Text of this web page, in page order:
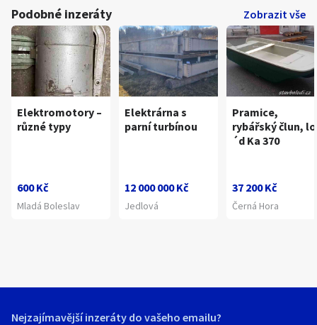
Podobné inzeráty Zobrazit vše
Elektromotory –
různé typy
600 Kč
Mladá Boleslav
Elektrárna s
parní turbínou
12 000 000 Kč
Jedlová
Pramice,
rybářský člun, lo
´d Ka 370
37 200 Kč
Černá Hora
Nejzajímavější inzeráty do vašeho emailu?